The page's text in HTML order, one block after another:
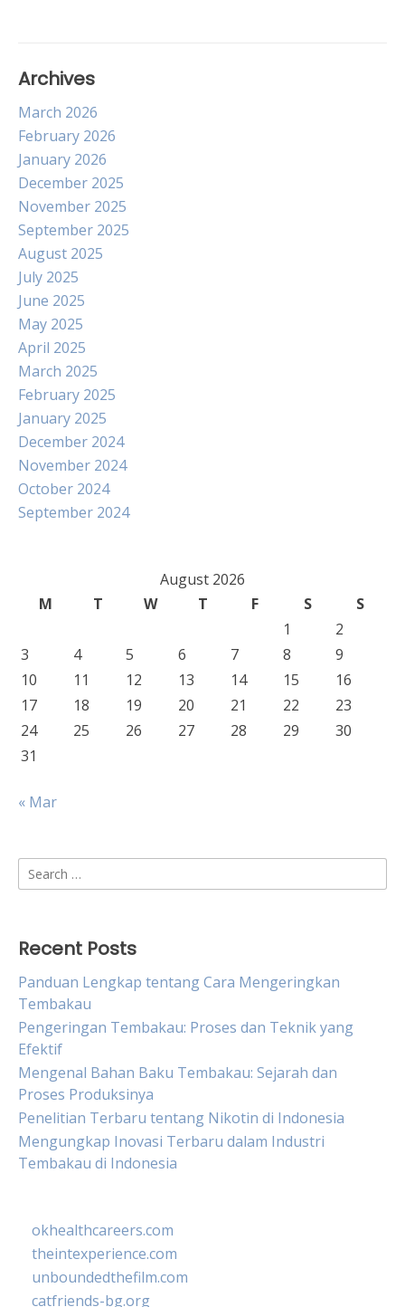
Archives
March 2026
February 2026
January 2026
December 2025
November 2025
September 2025
August 2025
July 2025
June 2025
May 2025
April 2025
March 2025
February 2025
January 2025
December 2024
November 2024
October 2024
September 2024
August 2026
M
T W T F S
S
1
2
3
4 5 6 7 8
9
10
11 12 13 14 15
16
17
18 19 20 21 22
23
24
25 26 27 28 29
30
31
« Mar
Search
for:
Recent Posts
Panduan Lengkap tentang Cara Mengeringkan
Tembakau
Pengeringan Tembakau: Proses dan Teknik yang
Efektif
Mengenal Bahan Baku Tembakau: Sejarah dan
Proses Produksinya
Penelitian Terbaru tentang Nikotin di Indonesia
Mengungkap Inovasi Terbaru dalam Industri
Tembakau di Indonesia
okhealthcareers.com
theintexperience.com
unboundedthefilm.com
catfriends-bg.org